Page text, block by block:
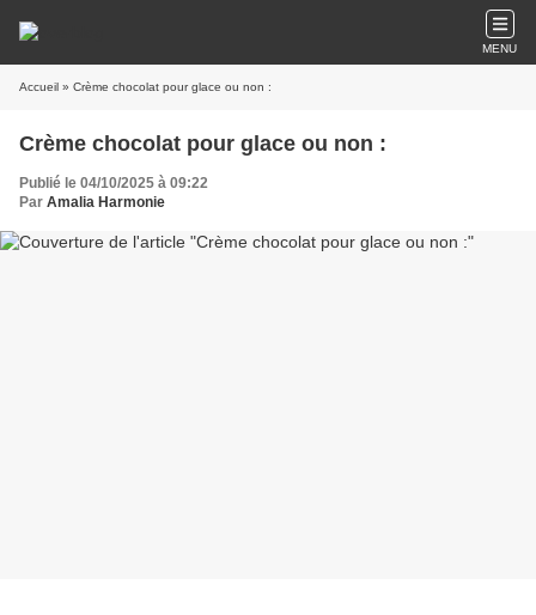
MENU
Accueil » Crème chocolat pour glace ou non :
Crème chocolat pour glace ou non :
Publié le 04/10/2025 à 09:22
Par Amalia Harmonie